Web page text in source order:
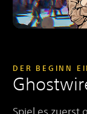
DER BEGINN